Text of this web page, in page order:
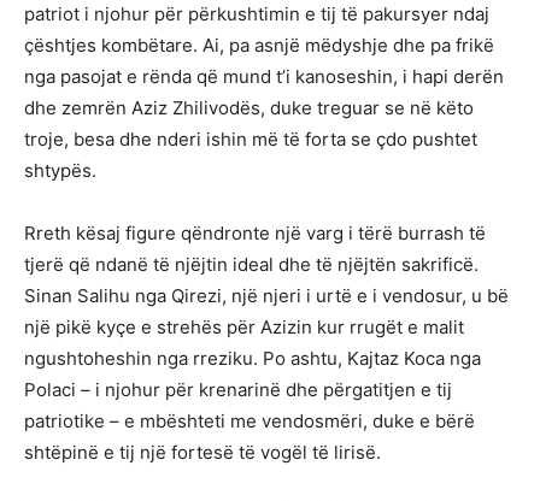
patriot i njohur për përkushtimin e tij të pakursyer ndaj
çështjes kombëtare. Ai, pa asnjë mëdyshje dhe pa frikë
nga pasojat e rënda që mund t’i kanoseshin, i hapi derën
dhe zemrën Aziz Zhilivodës, duke treguar se në këto
troje, besa dhe nderi ishin më të forta se çdo pushtet
shtypës.
Rreth kësaj figure qëndronte një varg i tërë burrash të
tjerë që ndanë të njëjtin ideal dhe të njëjtën sakrificë.
Sinan Salihu nga Qirezi, një njeri i urtë e i vendosur, u bë
një pikë kyçe e strehës për Azizin kur rrugët e malit
ngushtoheshin nga rreziku. Po ashtu, Kajtaz Koca nga
Polaci – i njohur për krenarinë dhe përgatitjen e tij
patriotike – e mbështeti me vendosmëri, duke e bërë
shtëpinë e tij një fortesë të vogël të lirisë.